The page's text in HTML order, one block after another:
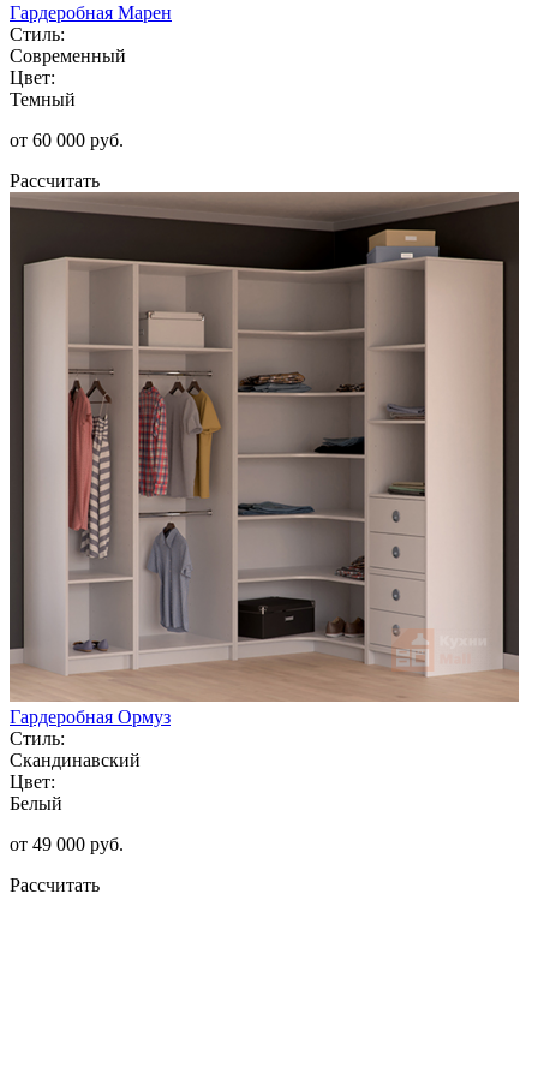
Гардеробная Марен
Стиль:
Современный
Цвет:
Темный
от 60 000 руб.
Рассчитать
Гардеробная Ормуз
Стиль:
Скандинавский
Цвет:
Белый
от 49 000 руб.
Рассчитать